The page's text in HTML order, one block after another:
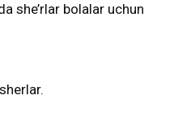
she’rlar bolalar uchun